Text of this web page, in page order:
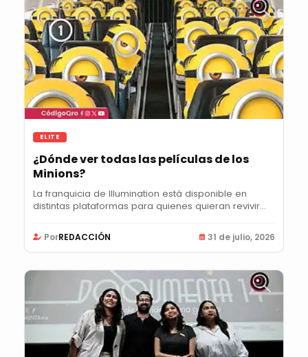
ELITE
¿Dónde ver todas las películas de los
Minions?
La franquicia de Illumination está disponible en
distintas plataformas para quienes quieran revivir...
PorREDACCIÓN 31 de julio, 2026